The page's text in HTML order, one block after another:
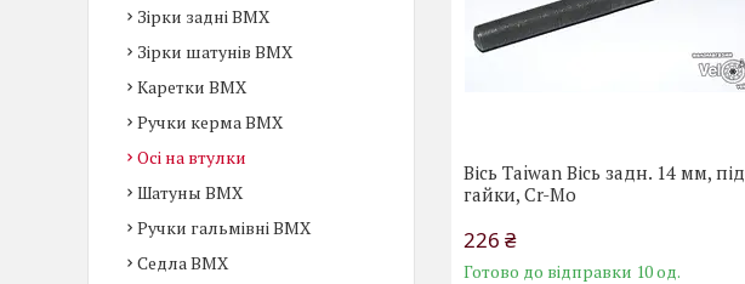
Вісь Taiwan Вісь задн. 14 мм, під
гайки, Cr-Mo
226 ₴
Готово до відправки 10 од.
Зірки задні BMX
Зірки шатунів BMX
Каретки BMX
Ручки керма BMX
Осі на втулки
Шатуны BMX
Ручки гальмівні BMX
Седла BMX